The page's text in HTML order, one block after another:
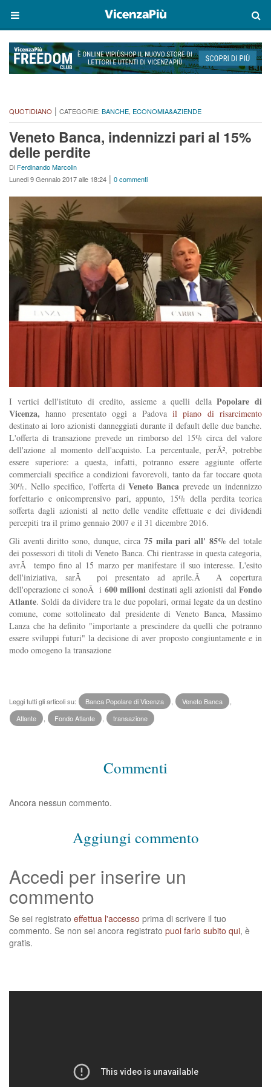
QUOTIDIANO | CATEGORIE: BANCHE, ECONOMIA&AZIENDE
Veneto Banca, indennizzi pari al 15%
delle perdite
Di Ferdinando Marcolin
Lunedi 9 Gennaio 2017 alle 18:24 | 0 commenti
I vertici dell'istituto di credito, assieme a quelli dellaPopolare di
Vicenza, hanno presentato oggi a Padova il piano di risarcimento
destinato ai loro azionisti danneggiati durante il default delle due banche.
L'offerta di transazione prevede un rimborso del 15% circa del valore
dell'azione al momento dell'acquisto. La percentuale, perÃ², potrebbe
essere superiore: a questa, infatti, potranno essere aggiunte offerte
commerciali specifice a condizioni favorevoli, tanto da far toccare quota
30%. Nello specifico, l'offerta diVeneto Bancaprevede un indennizzo
forfettario e onicomprensivo pari, appunto, 15% della perdita teorica
sofferta dagli azionisti al netto delle vendite effettuate e dei dividendi
percepiti tra il primo gennaio 2007 e il 31 dicembre 2016.
Gli aventi diritto sono, dunque, circa 75 mila pari all' 85% del totale
dei possessori di titoli di Veneto Banca. Chi rientrasse in questa categoria,
avrÃ tempo fino al 15 marzo per manifestare il suo interesse. L'esito
dell'iniziativa, sarÃ poi presentato ad aprile.Â A copertura
dell'operazione ci sonoÂ i 600 milioni destinati agli azionisti dalFondo
Atlante. Soldi da dividere tra le due popolari, ormai legate da un destino
comune, come sottolineato dal presidente di Veneto Banca, Massimo
Lanza che ha definito "importante a prescindere da quelli che potranno
essere sviluppi futuri" la decisione di aver proposto congiuntamente e in
modo omogeno la transazione
Leggi tutti gli articoli su: Banca Popolare di Vicenza Veneto Banca
Atlante
Fondo Atlante transazione
Commenti
Ancora nessun commento.
Aggiungi commento
Accedi per inserire un
commento
Se sei registrato effettua l'accesso prima di scrivere il tuo
commento. Se non sei ancora registrato puoi farlo subito qui, è
gratis.